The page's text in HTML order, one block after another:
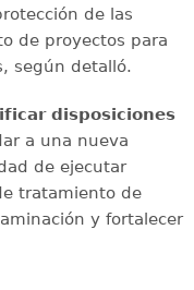
de las
de proyectos para
según detalló.
disposiciones
a una nueva
de ejecutar
tratamiento de
y fortalecer